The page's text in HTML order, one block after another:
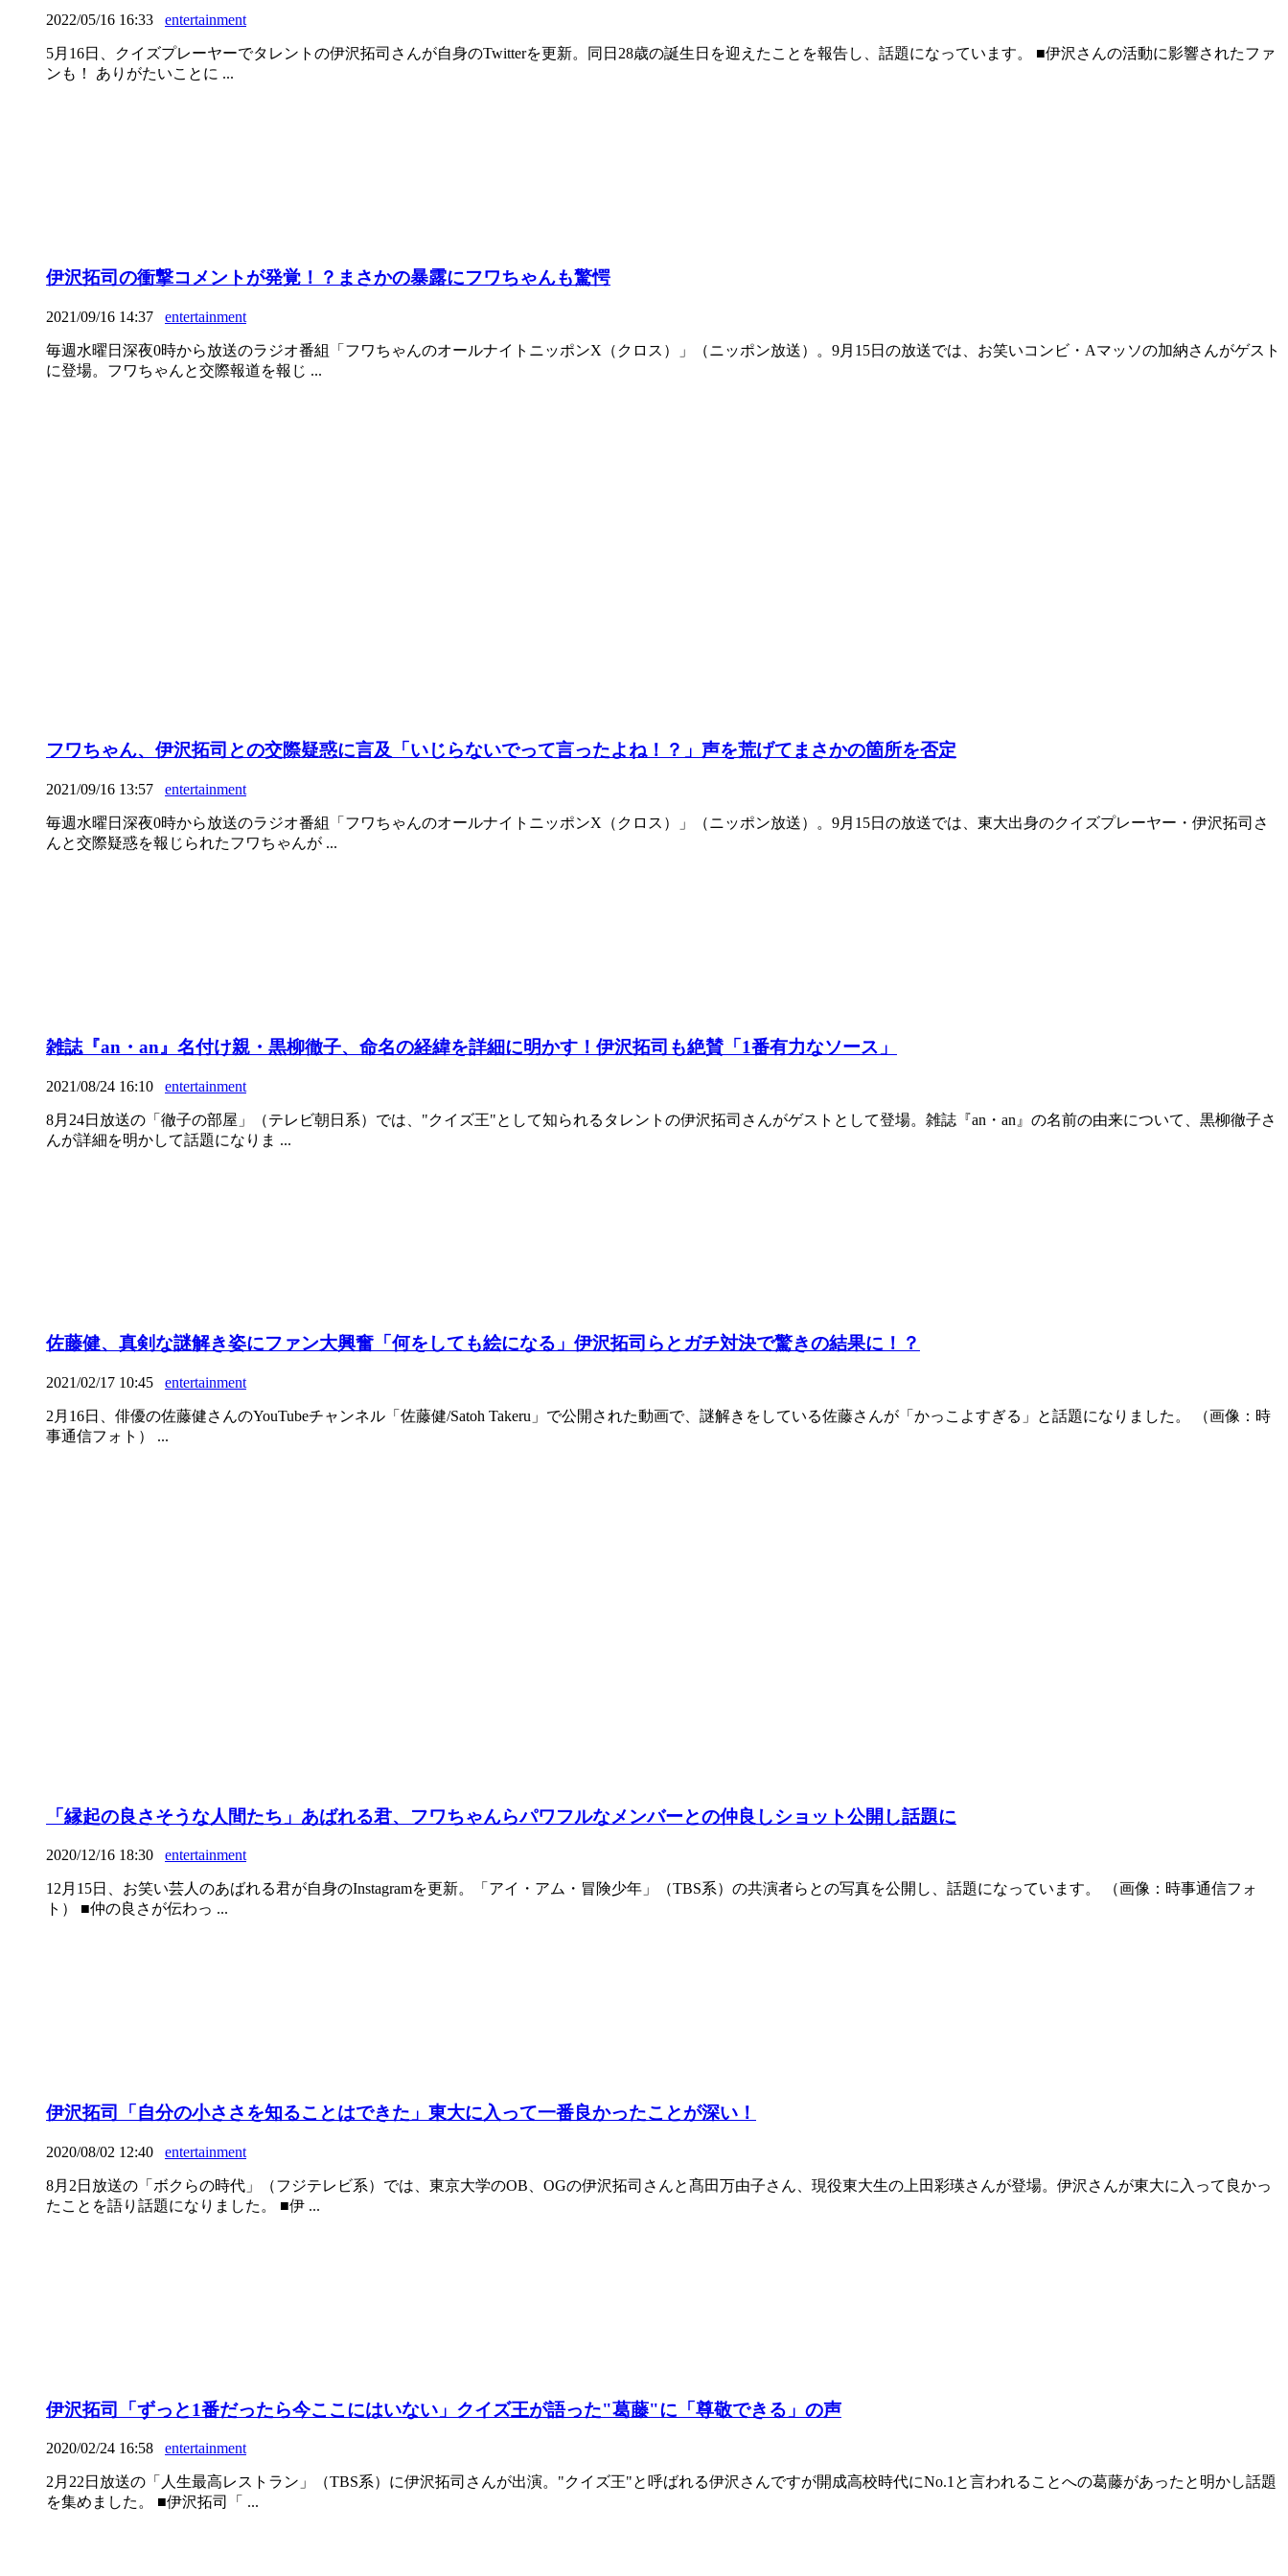
2022/05/16 16:33 entertainment
5月16日、クイズプレーヤーでタレントの伊沢拓司さんが自身のTwitterを更新。同日28歳の誕生日を迎えたことを報告し、話題になっています。 ■伊沢さんの活動に影響されたファ
ンも！ ありがたいことに ...
伊沢拓司の衝撃コメントが発覚！？まさかの暴露にフワちゃんも驚愕
2021/09/16 14:37 entertainment
毎週水曜日深夜0時から放送のラジオ番組「フワちゃんのオールナイトニッポンX（クロス）」（ニッポン放送）。9月15日の放送では、お笑いコンビ・Aマッソの加納さんがゲスト
に登場。フワちゃんと交際報道を報じ ...
フワちゃん、伊沢拓司との交際疑惑に言及「いじらないでって言ったよね！？」声を荒げてまさかの箇所を否定
2021/09/16 13:57 entertainment
毎週水曜日深夜0時から放送のラジオ番組「フワちゃんのオールナイトニッポンX（クロス）」（ニッポン放送）。9月15日の放送では、東大出身のクイズプレーヤー・伊沢拓司さ
んと交際疑惑を報じられたフワちゃんが ...
雑誌『an・an』名付け親・黒柳徹子、命名の経緯を詳細に明かす！伊沢拓司も絶賛「1番有力なソース」
2021/08/24 16:10 entertainment
8月24日放送の「徹子の部屋」（テレビ朝日系）では、"クイズ王"として知られるタレントの伊沢拓司さんがゲストとして登場。雑誌『an・an』の名前の由来について、黒柳徹子さ
んが詳細を明かして話題になりま ...
佐藤健、真剣な謎解き姿にファン大興奮「何をしても絵になる」伊沢拓司らとガチ対決で驚きの結果に！？
2021/02/17 10:45 entertainment
2月16日、俳優の佐藤健さんのYouTubeチャンネル「佐藤健/Satoh Takeru」で公開された動画で、謎解きをしている佐藤さんが「かっこよすぎる」と話題になりました。 （画像：時
事通信フォト） ...
「縁起の良さそうな人間たち」あばれる君、フワちゃんらパワフルなメンバーとの仲良しショット公開し話題に
2020/12/16 18:30 entertainment
12月15日、お笑い芸人のあばれる君が自身のInstagramを更新。「アイ・アム・冒険少年」（TBS系）の共演者らとの写真を公開し、話題になっています。 （画像：時事通信フォ
ト） ■仲の良さが伝わっ ...
伊沢拓司「自分の小ささを知ることはできた」東大に入って一番良かったことが深い！
2020/08/02 12:40 entertainment
8月2日放送の「ボクらの時代」（フジテレビ系）では、東京大学のOB、OGの伊沢拓司さんと髙田万由子さん、現役東大生の上田彩瑛さんが登場。伊沢さんが東大に入って良かっ
たことを語り話題になりました。 ■伊 ...
伊沢拓司「ずっと1番だったら今ここにはいない」クイズ王が語った"葛藤"に「尊敬できる」の声
2020/02/24 16:58 entertainment
2月22日放送の「人生最高レストラン」（TBS系）に伊沢拓司さんが出演。"クイズ王"と呼ばれる伊沢さんですが開成高校時代にNo.1と言われることへの葛藤があったと明かし話題
を集めました。 ■伊沢拓司「 ...